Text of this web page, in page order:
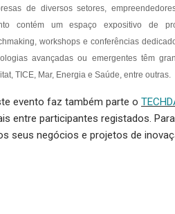
de diversos setores,
contém um espaço expositivo de
workshops e conferências
avançadas ou emergentes têm
TICE, Mar, Energia e Saúde, entre outras.
evento faz também parte o
entre participantes registados.
seus negócios e projetos de